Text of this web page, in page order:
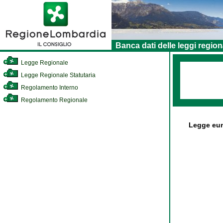
Banca dati delle leggi
Legge Regionale
Legge Regionale Statutaria
Regolamento Interno
Regolamento Regionale
Legge